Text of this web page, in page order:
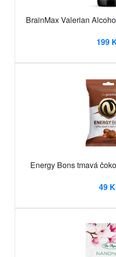
BrainMax Valerian
199
Energy Bons tmavá
49